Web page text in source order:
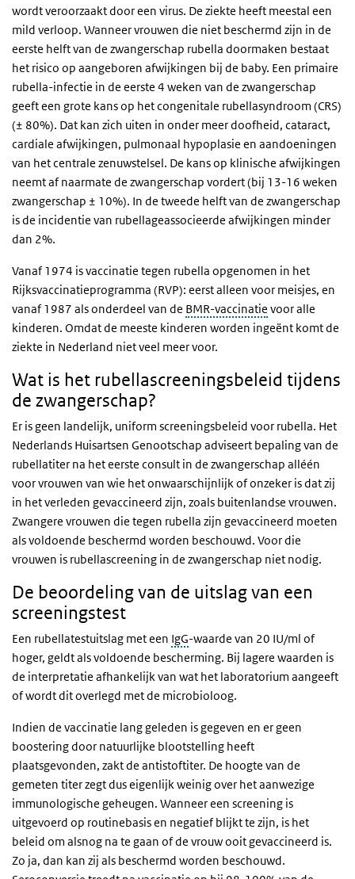
wordt veroorzaakt door een virus. De ziekte heeft meestal een
mild verloop. Wanneer vrouwen die niet beschermd zijn in de
eerste helft van de zwangerschap rubella doormaken bestaat
het risico op aangeboren afwijkingen bij de baby. Een primaire
rubella-infectie in de eerste 4 weken van de zwangerschap
geeft een grote kans op het congenitale rubellasyndroom (CRS)
(± 80%). Dat kan zich uiten in onder meer doofheid, cataract,
cardiale afwijkingen, pulmonaal hypoplasie en aandoeningen
van het centrale zenuwstelsel. De kans op klinische afwijkingen
neemt af naarmate de zwangerschap vordert (bij 13-16 weken
zwangerschap ± 10%). In de tweede helft van de zwangerschap
is de incidentie van rubellageassocieerde afwijkingen minder
dan 2%.
Vanaf 1974 is vaccinatie tegen rubella opgenomen in het
Rijksvaccinatieprogramma (RVP): eerst alleen voor meisjes, en
vanaf 1987 als onderdeel van de BMR-vaccinatie voor alle
kinderen. Omdat de meeste kinderen worden ingeënt komt de
ziekte in Nederland niet veel meer voor.
Wat is het rubellascreeningsbeleid tijdens
de zwangerschap?
Er is geen landelijk, uniform screeningsbeleid voor rubella. Het
Nederlands Huisartsen Genootschap adviseert bepaling van de
rubellatiter na het eerste consult in de zwangerschap alléén
voor vrouwen van wie het onwaarschijnlijk of onzeker is dat zij
in het verleden gevaccineerd zijn, zoals buitenlandse vrouwen.
Zwangere vrouwen die tegen rubella zijn gevaccineerd moeten
als voldoende beschermd worden beschouwd. Voor die
vrouwen is rubellascreening in de zwangerschap niet nodig.
De beoordeling van de uitslag van een
screeningstest
Een rubellatestuitslag met een IgG-waarde van 20 IU/ml of
hoger, geldt als voldoende bescherming. Bij lagere waarden is
de interpretatie afhankelijk van wat het laboratorium aangeeft
of wordt dit overlegd met de microbioloog.
Indien de vaccinatie lang geleden is gegeven en er geen
boostering door natuurlijke blootstelling heeft
plaatsgevonden, zakt de antistoftiter. De hoogte van de
gemeten titer zegt dus eigenlijk weinig over het aanwezige
immunologische geheugen. Wanneer een screening is
uitgevoerd op routinebasis en negatief blijkt te zijn, is het
beleid om alsnog na te gaan of de vrouw ooit gevaccineerd is.
Zo ja, dan kan zij als beschermd worden beschouwd.